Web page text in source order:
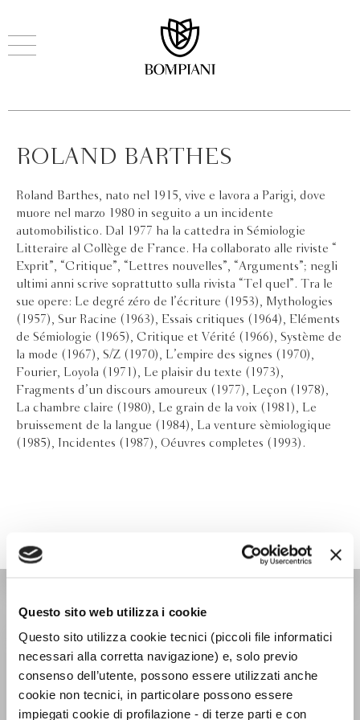
Questo sito web utilizza i cookie
Questo sito utilizza cookie tecnici (piccoli file informatici
necessari alla corretta navigazione) e, solo previo
consenso dell’utente, possono essere utilizzati anche
cookie non tecnici, in particolare possono essere
impiegati cookie di profilazione - di terze parti e con
ROLAND BARTHES
Roland Barthes, nato nel 1915, vive e lavora a Parigi, dove
muore nel marzo 1980 in seguito a un incidente
automobilistico. Dal 1977 ha la cattedra in Sémiologie
Litteraire al Collège de France. Ha collaborato alle riviste “
Exprit”, “Critique”, “Lettres nouvelles”, “Arguments”; negli
ultimi anni scrive soprattutto sulla rivista “Tel quel”. Tra le
sue opere: Le degré zéro de l’écriture (1953), Mythologies
(1957), Sur Racine (1963), Essais critiques (1964), Eléments
de Sémiologie (1965), Critique et Vérité (1966), Système de
la mode (1967), S/Z (1970), L’empire des signes (1970),
Fourier, Loyola (1971), Le plaisir du texte (1973),
Fragments d’un discours amoureux (1977), Leçon (1978),
La chambre claire (1980), Le grain de la voix (1981), Le
bruissement de la langue (1984), La venture sèmiologique
(1985), Incidentes (1987), Oéuvres completes (1993).